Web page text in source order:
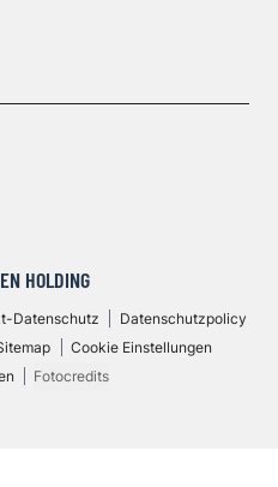
HOLDING
Datenschutz
Datenschutzpolicy
Cookie Einstellungen
Fotocredits